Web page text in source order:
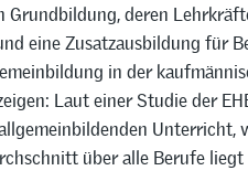
Grundbildung, deren
eine Zusatzausbildung für
in der
Laut einer Studie der
Unterricht,
über alle Berufe liegt